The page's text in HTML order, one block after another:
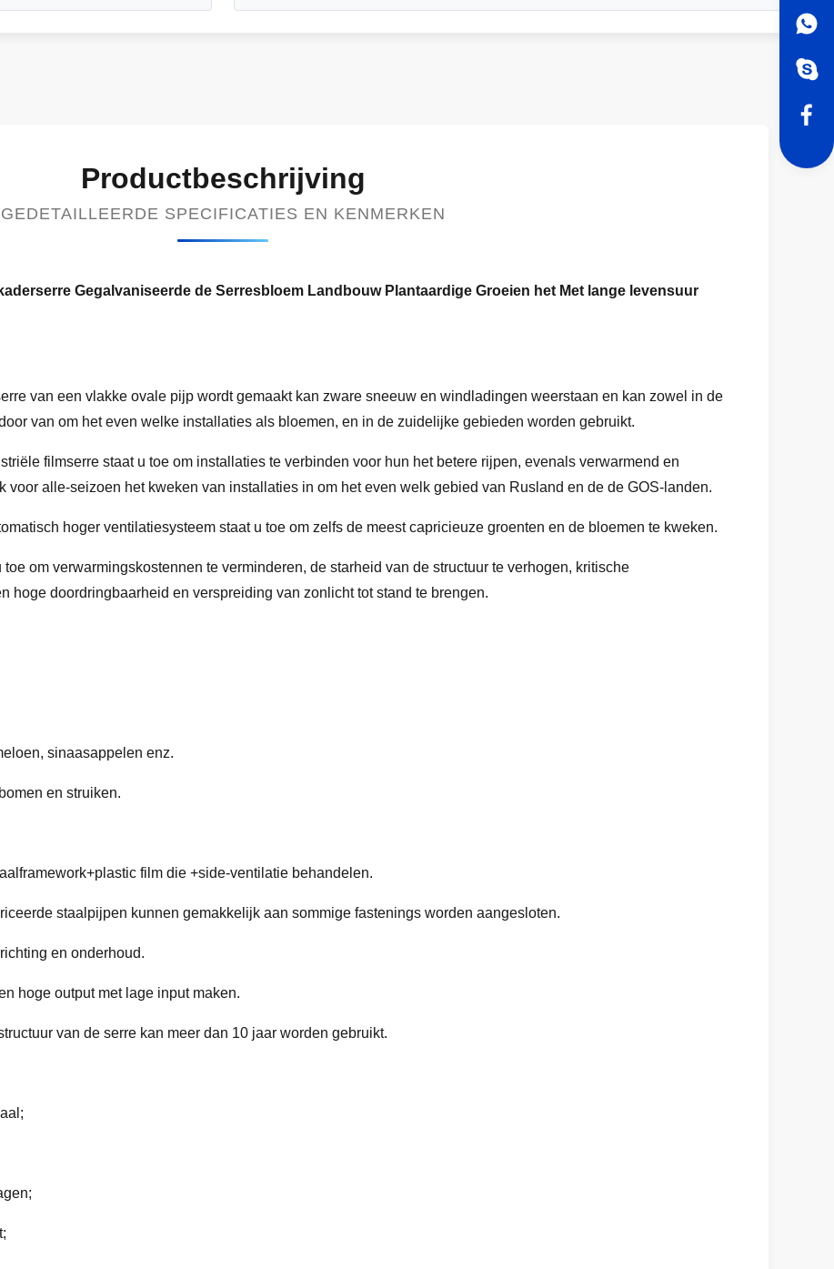
Productbeschrijving
GEDETAILLEERDE SPECIFICATIES EN KENMERKEN
Gegalvaniseerde de Serresbloem Landbouw Plantaardige Groeien het Met lange levensuur
van een vlakke ovale pijp wordt gemaakt kan zware sneeuw en windladingen weerstaan en kan zowel in de
van om het even welke installaties als bloemen, en in de zuidelijke gebieden worden gebruikt.
filmserre staat u toe om installaties te verbinden voor hun het betere rijpen, evenals verwarmend en
alle-seizoen het kweken van installaties in om het even welk gebied van Rusland en de de GOS-landen.
hoger ventilatiesysteem staat u toe om zelfs de meest capricieuze groenten en de bloemen te kweken.
om verwarmingskostennen te verminderen, de starheid van de structuur te verhogen, kritische
hoge doordringbaarheid en verspreiding van zonlicht tot stand te brengen.
sinaasappelen enz.
en struiken.
film die +side-ventilatie behandelen.
staalpijpen kunnen gemakkelijk aan sommige fastenings worden aangesloten.
en onderhoud.
hoge output met lage input maken.
van de serre kan meer dan 10 jaar worden gebruikt.